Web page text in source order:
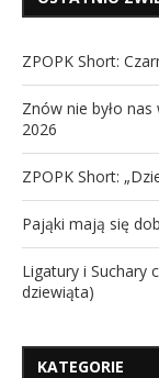
ZPOPK Short:
Znów nie było
2026
ZPOPK Short:
Pająki mają się
Ligatury i Suchary
dziewiąta)
KATEGORIE